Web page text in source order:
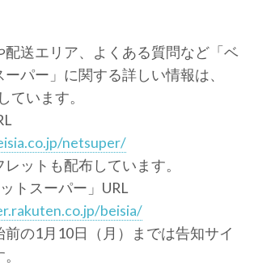
配送エリア、よくある質問など「ベ
パー」に関する詳しい情報は、
ています。
netsuper/
ットも配布しています。
トスーパー」URL
beisia/
の1月10日（月）までは告知サイ